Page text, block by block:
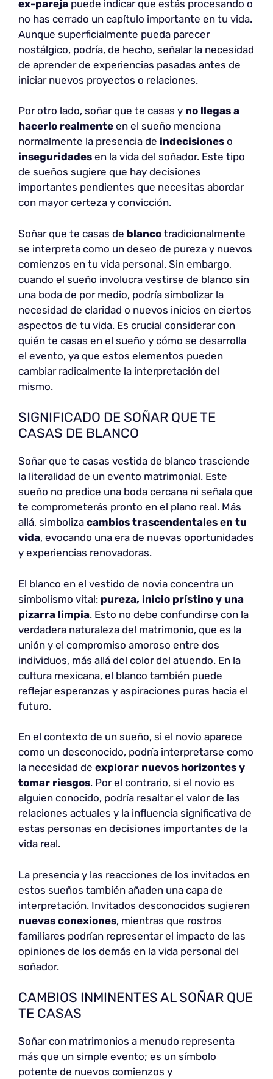
ex-pareja puede indicar que estás procesando o
no has cerrado un capítulo importante en tu vida.
Aunque superficialmente pueda parecer
nostálgico, podría, de hecho, señalar la necesidad
de aprender de experiencias pasadas antes de
iniciar nuevos proyectos o relaciones.
Por otro lado, soñar que te casas y no llegas a
hacerlo realmente en el sueño menciona
normalmente la presencia de indecisiones o
inseguridades en la vida del soñador. Este tipo
de sueños sugiere que hay decisiones
importantes pendientes que necesitas abordar
con mayor certeza y convicción.
Soñar que te casas de blanco tradicionalmente
se interpreta como un deseo de pureza y nuevos
comienzos en tu vida personal. Sin embargo,
cuando el sueño involucra vestirse de blanco sin
una boda de por medio, podría simbolizar la
necesidad de claridad o nuevos inicios en ciertos
aspectos de tu vida. Es crucial considerar con
quién te casas en el sueño y cómo se desarrolla
el evento, ya que estos elementos pueden
cambiar radicalmente la interpretación del
mismo.
SIGNIFICADO DE SOÑAR QUE TE
CASAS DE BLANCO
Soñar que te casas vestida de blanco trasciende
la literalidad de un evento matrimonial. Este
sueño no predice una boda cercana ni señala que
te comprometerás pronto en el plano real. Más
allá, simboliza cambios trascendentales en tu
vida, evocando una era de nuevas oportunidades
y experiencias renovadoras.
El blanco en el vestido de novia concentra un
simbolismo vital: pureza, inicio prístino y una
pizarra limpia. Esto no debe confundirse con la
verdadera naturaleza del matrimonio, que es la
unión y el compromiso amoroso entre dos
individuos, más allá del color del atuendo. En la
cultura mexicana, el blanco también puede
reflejar esperanzas y aspiraciones puras hacia el
futuro.
En el contexto de un sueño, si el novio aparece
como un desconocido, podría interpretarse como
la necesidad de explorar nuevos horizontes y
tomar riesgos. Por el contrario, si el novio es
alguien conocido, podría resaltar el valor de las
relaciones actuales y la influencia significativa de
estas personas en decisiones importantes de la
vida real.
La presencia y las reacciones de los invitados en
estos sueños también añaden una capa de
interpretación. Invitados desconocidos sugieren
nuevas conexiones, mientras que rostros
familiares podrían representar el impacto de las
opiniones de los demás en la vida personal del
soñador.
CAMBIOS INMINENTES AL SOÑAR QUE
TE CASAS
Soñar con matrimonios a menudo representa
más que un simple evento; es un símbolo
potente de nuevos comienzos y